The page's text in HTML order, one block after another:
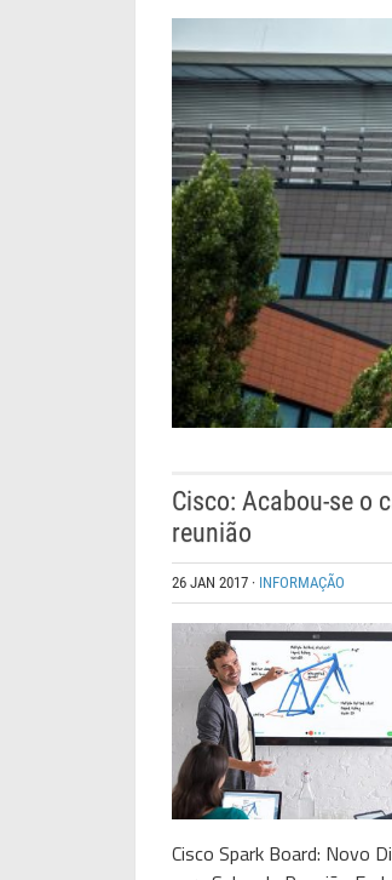
Cisco: Acabou-se o
reunião
26 JAN 2017 · INFORMAÇÃO
Cisco Spark Board: Novo